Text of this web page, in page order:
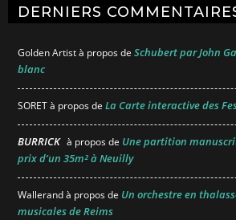
DERNIERS
Golden Artistà propos de Schubert par John
blanc
SORETà propos de La Carte interactive des
BURRICK à propos de Une partition
prix d’un 35m² à Neuilly
Wallerandà propos de Un orchestre en
musicales de Reims